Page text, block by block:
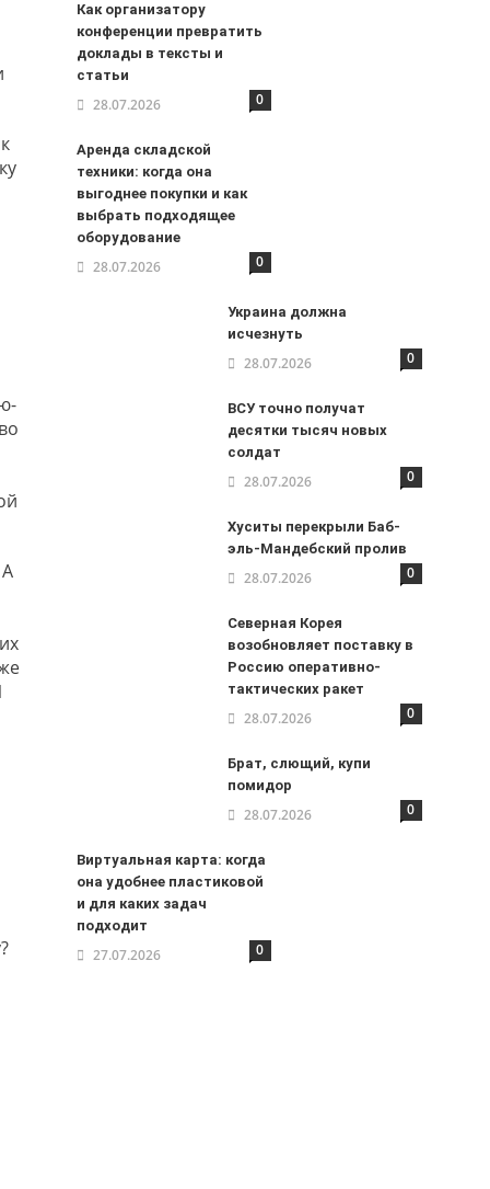
Как организатору
конференции превратить
доклады в тексты и
статьи
28.07.2026 0
Аренда складской
техники: когда она
выгоднее покупки и как
выбрать подходящее
оборудование
28.07.2026 0
Украина должна
исчезнуть
28.07.2026 0
ВСУ точно получат
десятки тысяч новых
солдат
28.07.2026 0
Хуситы перекрыли Баб-
эль-Мандебский пролив
28.07.2026 0
Северная Корея
возобновляет поставку в
Россию оперативно-
тактических ракет
28.07.2026 0
Брат, слющий, купи
помидор
28.07.2026 0
Виртуальная карта: когда
она удобнее пластиковой
и для каких задач
подходит
27.07.2026 0